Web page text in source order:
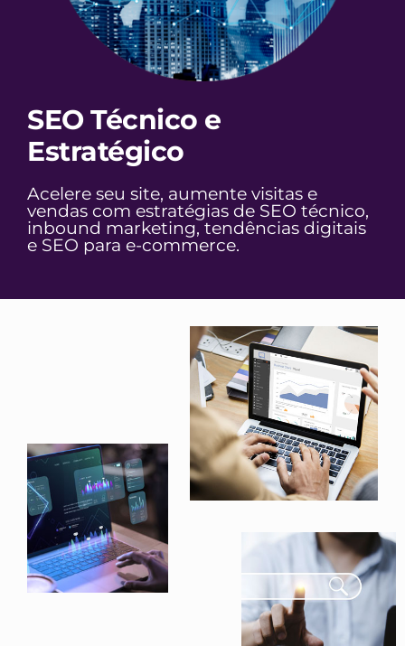
SEO Técnico e
Estratégico
Acelere seu site, aumente visitas e
vendas com estratégias de SEO técnico,
inbound marketing, tendências digitais
e SEO para e-commerce.